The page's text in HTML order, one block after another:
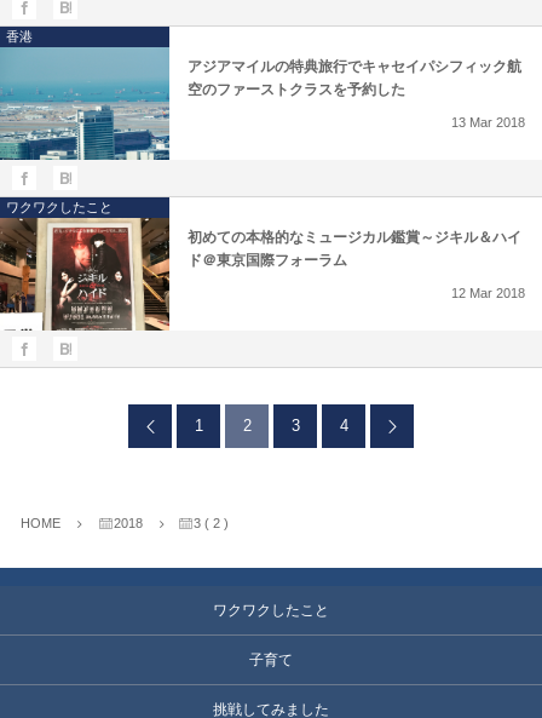
香港
アジアマイルの特典旅行でキャセイパシフィック航
空のファーストクラスを予約した
13 Mar 2018
ワクワクしたこと
初めての本格的なミュージカル鑑賞～ジキル＆ハイ
ド＠東京国際フォーラム
12 Mar 2018
1 2 3 4
HOME 2018 3 ( 2 )
ワクワクしたこと
子育て
挑戦してみました